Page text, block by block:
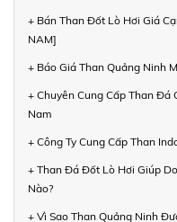
+ Bán Than Đốt Lò Hơi Giá
NAM]
+ Báo Giá Than Quảng Ninh
+ Chuyên Cung Cấp Than Đá
Nam
+ Công Ty Cung Cấp Than
+ Than Đá Đốt Lò Hơi Giúp
Nào?
+ Vì Sao Than Quảng Ninh